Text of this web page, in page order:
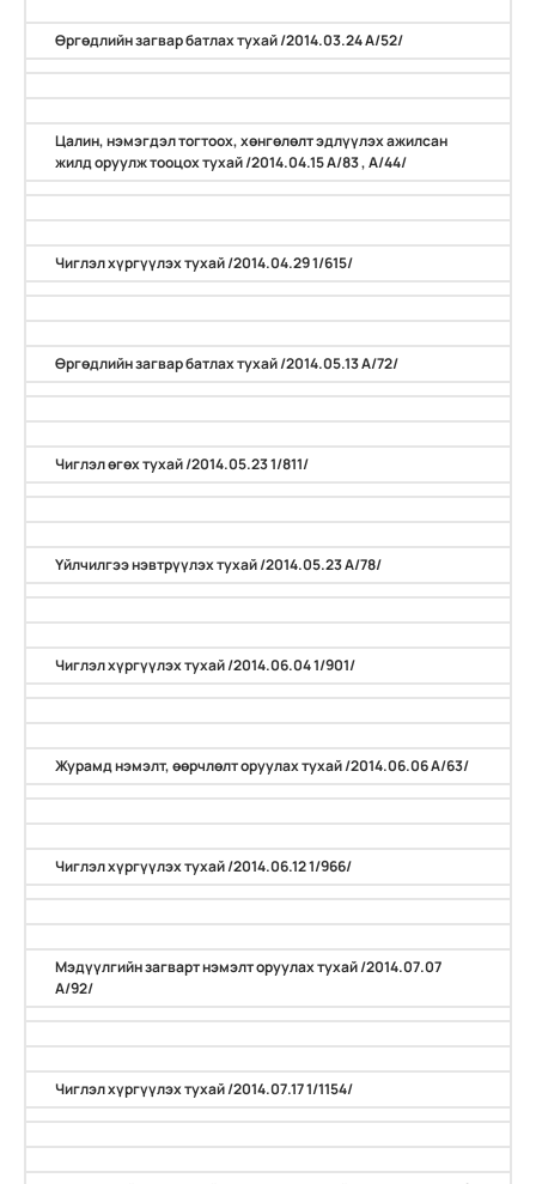
Өргөдлийн загвар батлах тухай /2014.03.24 А/52/
Цалин, нэмэгдэл тогтоох, хөнгөлөлт эдлүүлэх ажилсан
жилд оруулж тооцох тухай /2014.04.15 А/83 , А/44/
Чиглэл хүргүүлэх тухай /2014.04.29 1/615/
Өргөдлийн загвар батлах тухай /2014.05.13 А/72/
Чиглэл өгөх тухай /2014.05.23 1/811/
Үйлчилгээ нэвтрүүлэх тухай /2014.05.23 А/78/
Чиглэл хүргүүлэх тухай /2014.06.04 1/901/
Журамд нэмэлт, өөрчлөлт оруулах тухай /2014.06.06 А/63/
Чиглэл хүргүүлэх тухай /2014.06.12 1/966/
Мэдүүлгийн загварт нэмэлт оруулах тухай /2014.07.07
А/92/
Чиглэл хүргүүлэх тухай /2014.07.17 1/1154/